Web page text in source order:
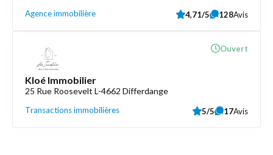
Agence immobilière 4,71/5 128Avis
Kloé Immobilier
25 Rue Roosevelt L-4662 Differdange
Transactions immobilières
Ouvert
5/5 17Avis